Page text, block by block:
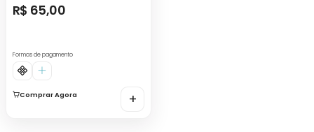
R$ 65,00
Formas de pagamento
Comprar Agora +